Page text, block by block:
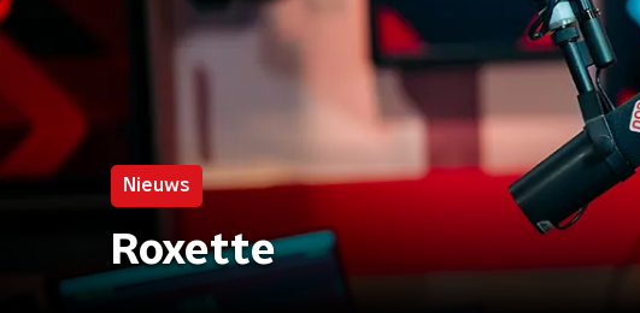
Nieuws
Roxette